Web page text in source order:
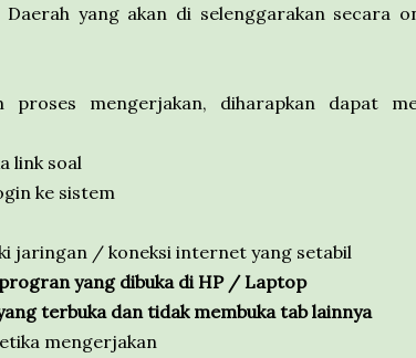
Daerah yang akan di selenggarakan secara
proses mengerjakan, diharapkan dapat
link soal
ke sistem
jaringan / koneksi internet yang setabil
yang dibuka di HP / Laptop
terbuka dan tidak membuka tab lainnya
mengerjakan